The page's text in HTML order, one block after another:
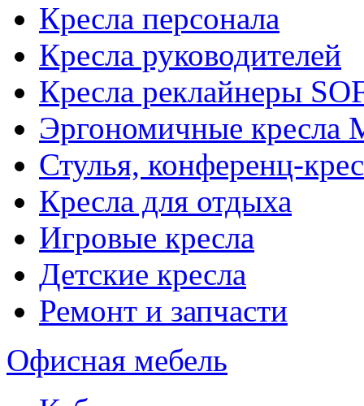
Кресла персонала
Кресла руководителей
Кресла реклайнеры
Эргономичные
Стулья, конференц-
Кресла для отдыха
Игровые кресла
Детские кресла
Ремонт и запчасти
Офисная мебель